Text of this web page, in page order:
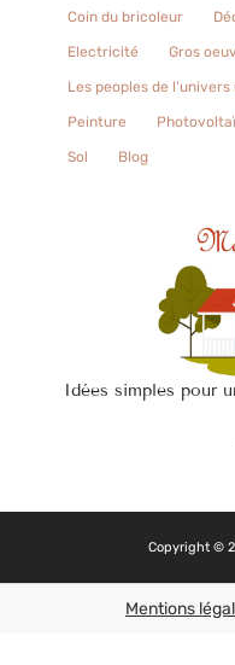
Idées simples pour
Coin du bricoleur
Electricité Gros
Les peoples de l’univers
Peinture
Sol Blog
Copyright ©
Mentions